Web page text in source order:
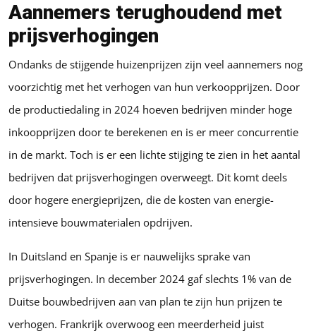
Aannemers terughoudend met
prijsverhogingen
Ondanks de stijgende huizenprijzen zijn veel aannemers nog
voorzichtig met het verhogen van hun verkoopprijzen. Door
de productiedaling in 2024 hoeven bedrijven minder hoge
inkoopprijzen door te berekenen en is er meer concurrentie
in de markt. Toch is er een lichte stijging te zien in het aantal
bedrijven dat prijsverhogingen overweegt. Dit komt deels
door hogere energieprijzen, die de kosten van energie-
intensieve bouwmaterialen opdrijven.
In Duitsland en Spanje is er nauwelijks sprake van
prijsverhogingen. In december 2024 gaf slechts 1% van de
Duitse bouwbedrijven aan van plan te zijn hun prijzen te
verhogen. Frankrijk overwoog een meerderheid juist